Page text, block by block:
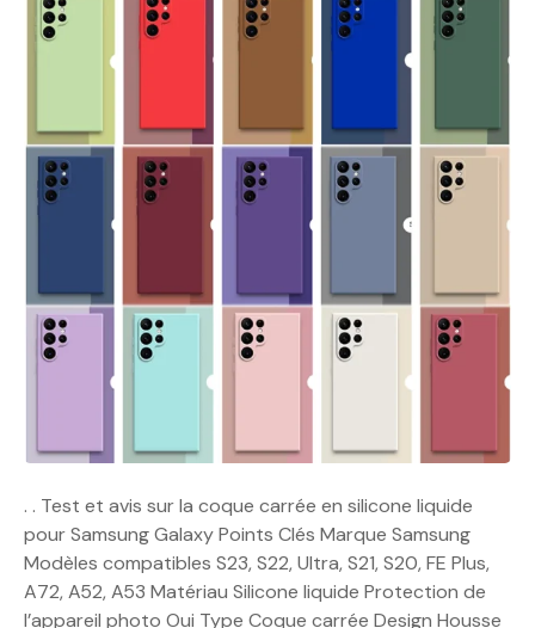
. . Test et avis sur la coque carrée en silicone liquide
pour Samsung Galaxy Points Clés Marque Samsung
Modèles compatibles S23, S22, Ultra, S21, S20, FE Plus,
A72, A52, A53 Matériau Silicone liquide Protection de
l’appareil photo Oui Type Coque carrée Design Housse